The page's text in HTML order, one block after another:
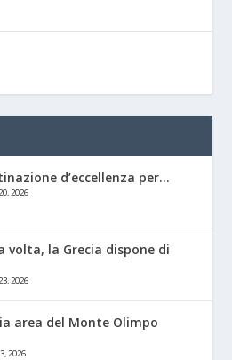
d’eccellenza per...
2026
volta, la Grecia dispone di
2026
area del Monte Olimpo
2026